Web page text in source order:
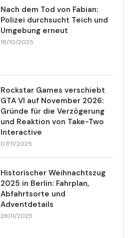
Nach dem Tod von Fabian:
Polizei durchsucht Teich und
Umgebung erneut
18/10/2025
Rockstar Games verschiebt
GTA VI auf November 2026:
Gründe für die Verzögerung
und Reaktion von Take-Two
Interactive
07/11/2025
Historischer Weihnachtszug
2025 in Berlin: Fahrplan,
Abfahrtsorte und
Adventdetails
28/11/2025